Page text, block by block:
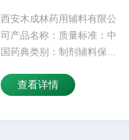
西安木成林药用辅料有限公
司产品名称：质量标准：中
国药典类别：制剂辅料保质
规格：25kg产品名字：主要
水溶性：是适用掺量：8较
查看详情